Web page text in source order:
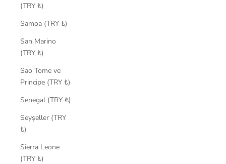
(TRY ₺)
Samoa (TRY ₺)
San Marino
(TRY ₺)
Sao Tome ve
Principe (TRY ₺)
Senegal (TRY ₺)
Seyşeller (TRY
₺)
Sierra Leone
(TRY ₺)